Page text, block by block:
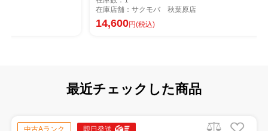
最近チェックした商品
中古Aランク 即日発送